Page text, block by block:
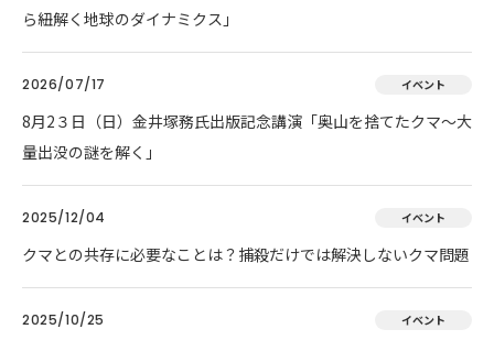
ら紐解く地球のダイナミクス」
2026/07/17 イベント
8月2３日（日）金井塚務氏出版記念講演「奥山を捨てたクマ～大
量出没の謎を解く」
2025/12/04 イベント
クマとの共存に必要なことは？捕殺だけでは解決しないクマ問題
2025/10/25 イベント